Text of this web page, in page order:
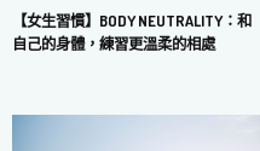
【女生習慣】BODY NEUTRALITY：和
自己的身體，練習更溫柔的相處